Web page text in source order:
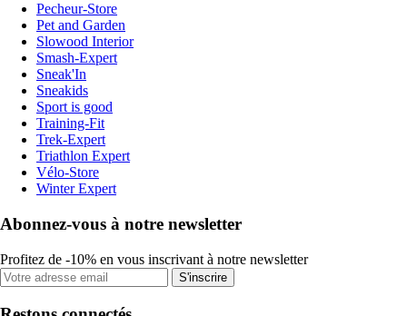
Pecheur-Store
Pet and Garden
Slowood Interior
Smash-Expert
Sneak'In
Sneakids
Sport is good
Training-Fit
Trek-Expert
Triathlon Expert
Vélo-Store
Winter Expert
Abonnez-vous à notre newsletter
Profitez de -10% en vous inscrivant à notre newsletter
S'inscrire